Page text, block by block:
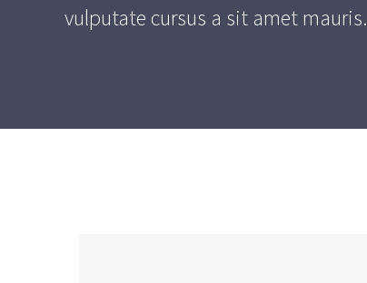
vulputate cursus a sit amet mauris.